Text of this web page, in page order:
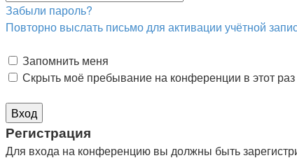
Забыли пароль?
Повторно выслать письмо для активации учётной
Запомнить меня
Скрыть моё пребывание на конференции в этот раз
Регистрация
Для входа на конференцию вы должны быть